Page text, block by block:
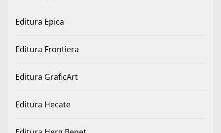
Editura Epica
Editura Frontiera
Editura GraficArt
Editura Hecate